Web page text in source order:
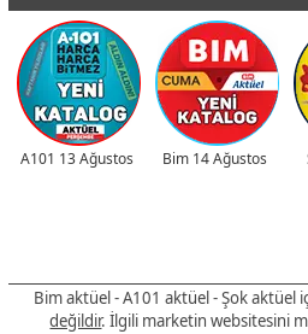
A101 13 Ağustos Bim 14 Ağustos
Bim aktüel - A101 aktüel - Şok aktüel
değildir. İlgili marketin websitesini